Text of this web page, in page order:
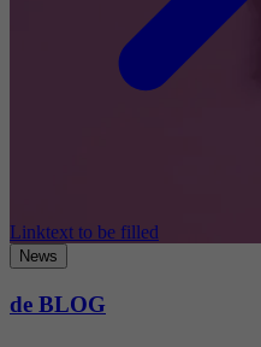
Linktext to be filled
News
de BLOG